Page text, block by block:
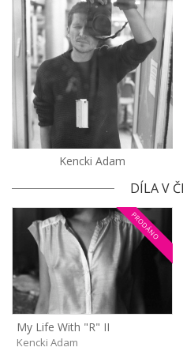
Kencki Adam
DÍLA V
PRODÁNO
My Life With "R" II
Kencki Adam